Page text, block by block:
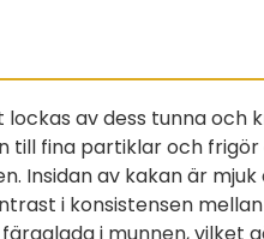
av dess tunna och
fina partiklar och frigör
Insidan av kakan är
i konsistensen
i munnen, vilket